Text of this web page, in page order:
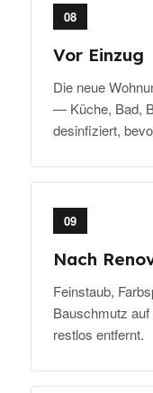
08
Vor Einzug
Die neue
— Küche, Bad,
desinfiziert,
09
Nach
Feinstaub,
Bauschmutz
restlos entfernt.